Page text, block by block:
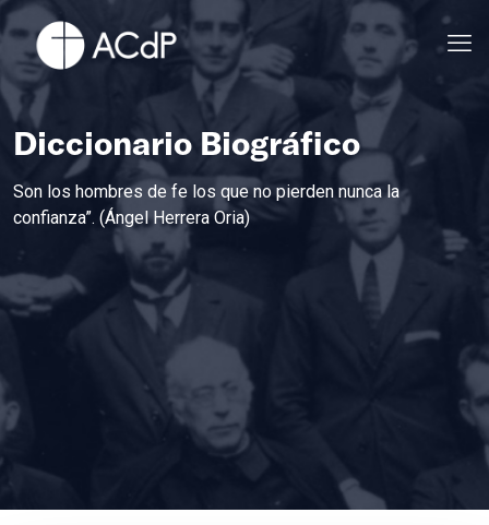
Diccionario Biográfico
Son los hombres de fe los que no pierden nunca la
confianza”. (Ángel Herrera Oria)